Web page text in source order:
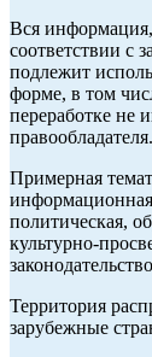
Вся информация,
соответствии с
подлежит
форме, в том
переработке не
правообладателя.
Примерная
политическая,
культурно-
Территория
зарубежные